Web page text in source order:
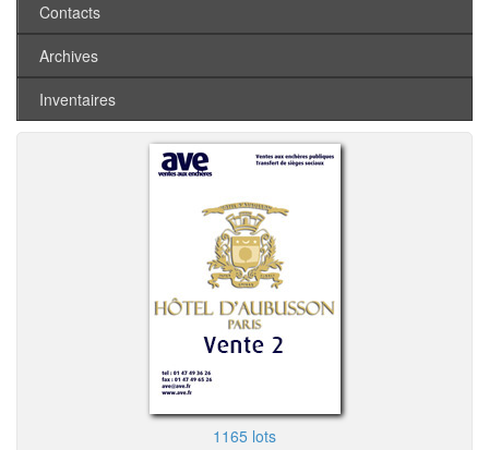
Contacts
Archives
Inventaires
1165 lots